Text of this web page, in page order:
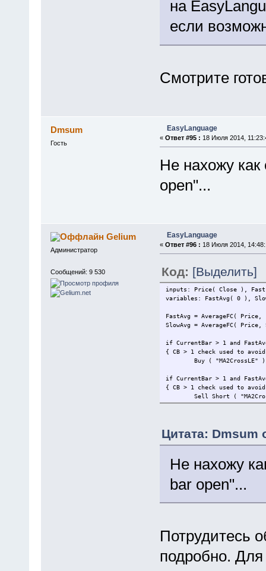
на
если
Смотрите
Dmsum
Гость
EasyLanguage
« Ответ #95 : 18 Июля 2014,
Не нахожу
open"...
Gelium
Администратор
Сообщений: 9 530
EasyLanguage
« Ответ #96 : 18 Июля 2014,
Код: [Выделить]
inputs: Price( Close ),
variables: FastAvg( 0 ),
FastAvg = AverageFC(
SlowAvg = AverageFC(
if CurrentBar > 1 and
{ CB > 1 check used to
Buy (
if CurrentBar > 1 and
{ CB > 1 check used to
Sell Short (
Цитата: Dmsum
Не нахожу
bar open"...
Потрудитесь
подробно. Для